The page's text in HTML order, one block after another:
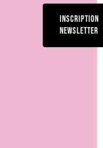
INSCRIPTION
NEWSLETTER